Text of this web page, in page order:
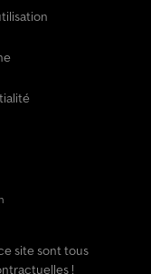
site sont tous
!